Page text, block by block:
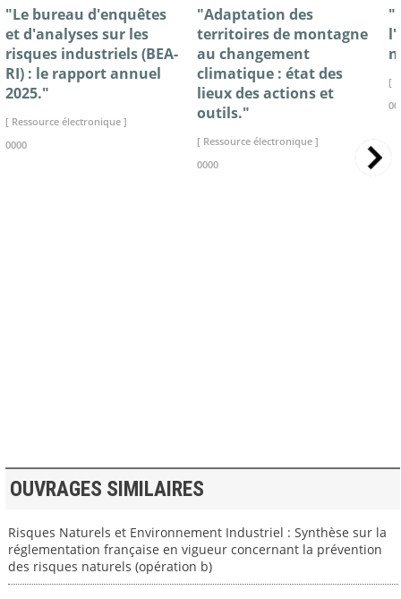
"Le bureau d'enquêtes
et d'analyses sur les
risques industriels (BEA-
RI) : le rapport annuel
2025."
[ Ressource électronique ]
0000
"Adaptation des
territoires de montagne
au changement
climatique : état des
lieux des actions et
outils."
[ Ressource électronique ]
0000
[
OUVRAGES SIMILAIRES
Risques Naturels et Environnement Industriel : Synthèse sur la
réglementation française en vigueur concernant la prévention
des risques naturels (opération b)